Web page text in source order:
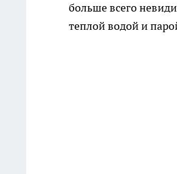
больше всего
теплой водой и